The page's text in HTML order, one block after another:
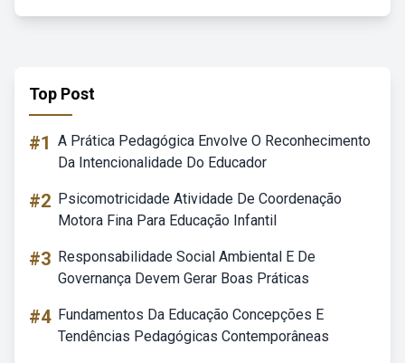
Top Post
#1 A Prática Pedagógica Envolve O Reconhecimento
Da Intencionalidade Do Educador
#2 Psicomotricidade Atividade De Coordenação
Motora Fina Para Educação Infantil
#3 Responsabilidade Social Ambiental E De
Governança Devem Gerar Boas Práticas
#4 Fundamentos Da Educação Concepções E
Tendências Pedagógicas Contemporâneas